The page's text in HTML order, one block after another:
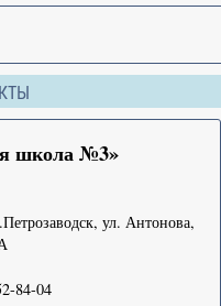
школа №3»
ул. Антонова,
84-04